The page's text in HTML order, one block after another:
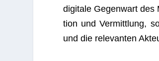
digi­tale Gegen­wart
tion und Ver­mitt­lung,
und die rele­van­ten